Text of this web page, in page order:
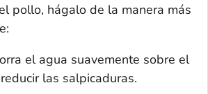
pollo, hágalo de la manera más
el agua suavemente sobre el
las salpicaduras.